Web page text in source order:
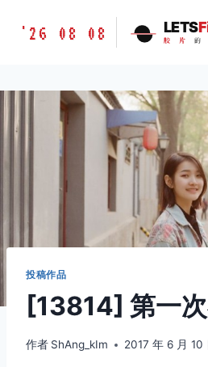
胶
味
LETSFILM
'26 08 08 LETS
胶 片 的
投稿作品
[13814] 第一
作者 ShAng_kIm 2017 年 6 月 10